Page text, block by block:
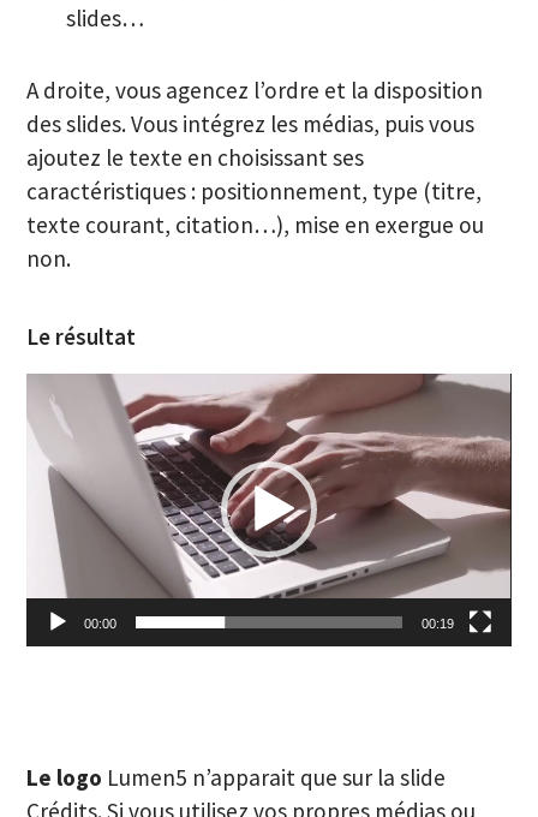
slides…
A droite, vous agencez l’ordre et la disposition
des slides. Vous intégrez les médias, puis vous
ajoutez le texte en choisissant ses
caractéristiques : positionnement, type (titre,
texte courant, citation…), mise en exergue ou
non.
Le résultat
Lecteur
vidéo
00:00 00:19
Le logo Lumen5 n’apparait que sur la slide
Crédits. Si vous utilisez vos propres médias ou